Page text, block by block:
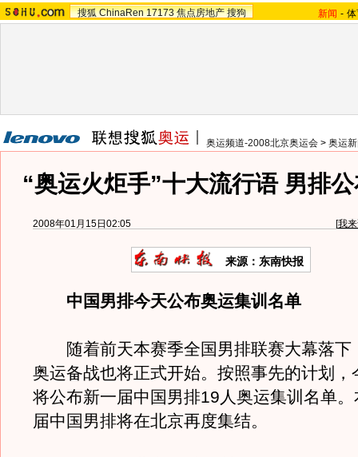
搜狐 ChinaRen 17173 焦点房地产 搜狗 新闻 -
奥运频道-2008北京奥运会 > 奥运
“奥运火炬手”十大流行语 男排
2008年01月15日02:05 [我
来源：东南快报
中国男排今天公布奥运集训名单
随着前天本赛季全国男排联赛大幕落下
奥运备战也将正式开始。按照事先的计划，
将公布新一届中国男排19人奥运集训名单
届中国男排将在北京再度集结。